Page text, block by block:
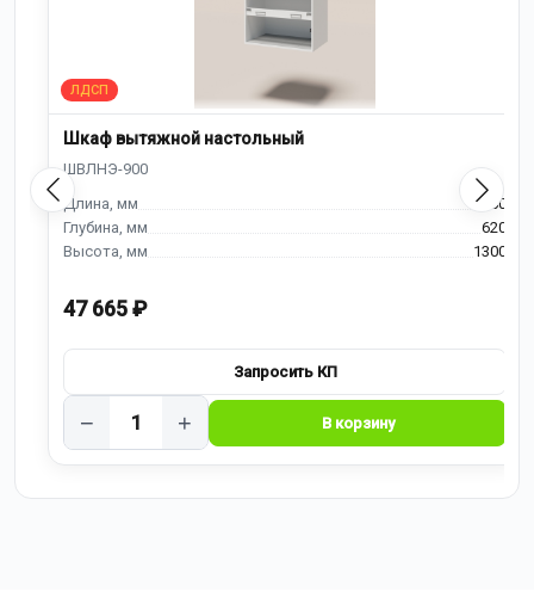
Шкаф вытяжной настольный
900
620
1300
47 665 ₽
− +